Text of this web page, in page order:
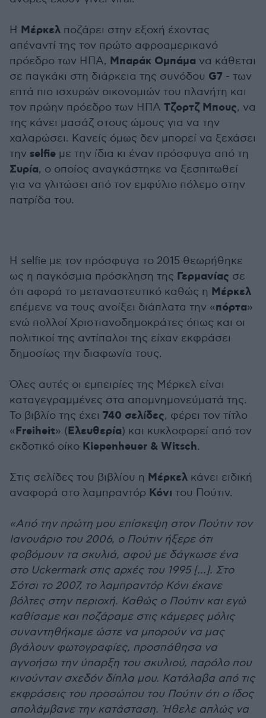
H Mέρκελ ποζάρει στην εξοχή έχοντας
απέναντί της τον πρώτο αφροαμερικανό
πρόεδρο των ΗΠΑ, Μπαράκ Ομπάμα να κάθεται
σε παγκάκι στη διάρκεια της συνόδου G7 - των
επτά πιο ισχυρών οικονομιών του πλανήτη και
τον πρώην πρόεδρο των ΗΠΑ Τζορτζ Μπους, να
της κάνει μασάζ στους ώμους για να την
χαλαρώσει. Κανείς όμως δεν μπορεί να ξεχάσει
την selfie με την ίδια κι έναν πρόσφυγα από τη
Συρία, ο οποίος αναγκάστηκε να ξεσπιτωθεί
για να γλιτώσει από τον εμφύλιο πόλεμο στην
πατρίδα του.
Η selfie με τον πρόσφυγα το 2015 θεωρήθηκε
ως η παγκόσμια πρόσκληση της Γερμανίας σε
ότι αφορά το μεταναστευτικό καθώς η Μέρκελ
επέμενε να τους ανοίξει διάπλατα την «πόρτα»
ενώ πολλοί Χριστιανοδημοκράτες όπως και οι
πολιτικοί της αντίπαλοι της είχαν εκφράσει
δημοσίως την διαφωνία τους.
Όλες αυτές οι εμπειρίες της Μέρκελ είναι
καταγεγραμμένες στα απομνημονεύματά της.
Το βιβλίο της έχει 740 σελίδες, φέρει τον τίτλο
«Freiheit» (Ελευθερία) και κυκλοφορεί από τον
εκδοτικό οίκο Kiepenheuer & Witsch.
Στις σελίδες του βιβλίου η Μέρκελ κάνει ειδική
αναφορά στο λαμπραντόρ Κόνι του Πούτιν.
«Από την πρώτη μου επίσκεψη στον Πούτιν τον
Ιανουάριο του 2006, ο Πούτιν ήξερε ότι
φοβόμουν τα σκυλιά, αφού με δάγκωσε ένα
στο Uckermark στις αρχές του 1995 [...]. Στο
Σότσι το 2007, το λαμπραντόρ Κόνι έκανε
βόλτες στην περιοχή. Καθώς ο Πούτιν και εγώ
καθίσαμε και ποζάραμε στις κάμερες μόλις
συναντηθήκαμε ώστε να μπορούν να μας
βγάλουν φωτογραφίες, προσπάθησα να
αγνοήσω την ύπαρξη του σκυλιού, παρόλο που
κινούνταν σχεδόν δίπλα μου. Κατάλαβα από τις
εκφράσεις του προσώπου του Πούτιν ότι ο ίδος
απολάμβανε την κατάσταση. Ήθελε απλώς να